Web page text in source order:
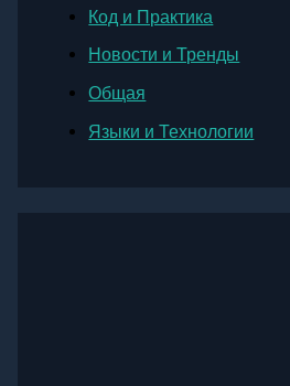
Код и Практика
Новости и Тренды
Общая
Языки и Технологии